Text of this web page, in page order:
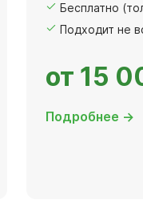
Бесплатно
Подходит не
от 15
Подробнее →